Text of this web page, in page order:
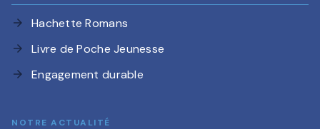
arrow_forward Hachette Romans
arrow_forward Livre de Poche Jeunesse
arrow_forward Engagement durable
NOTRE ACTUALITÉ